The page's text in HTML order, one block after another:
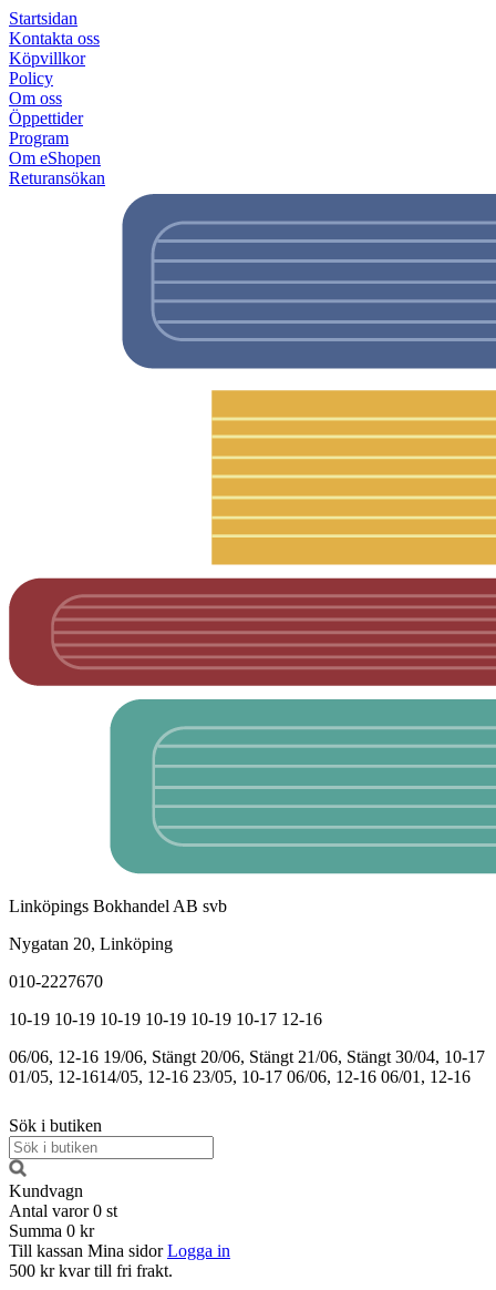
Startsidan
Kontakta oss
Köpvillkor
Policy
Om oss
Öppettider
Program
Om eShopen
Returansökan
Linköpings Bokhandel AB svb
Nygatan 20, Linköping
010-2227670
10-19 10-19 10-19 10-19 10-19 10-17 12-16
06/06, 12-16 19/06, Stängt 20/06, Stängt 21/06, Stängt 30/04, 10-17
01/05, 12-1614/05, 12-16 23/05, 10-17 06/06, 12-16 06/01, 12-16
Sök i butiken
Kundvagn
Antal varor 0 st
Summa 0 kr
Till kassan Mina sidor Logga in
500 kr kvar till fri frakt.